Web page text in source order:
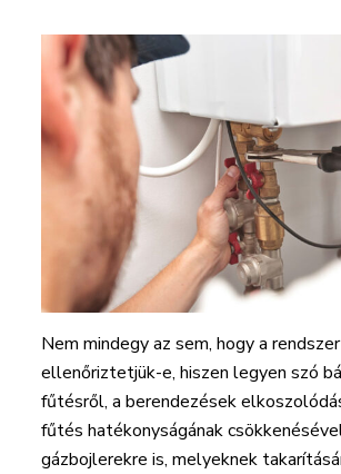
Nem mindegy az sem, hogy a
ellenőriztetjük-e, hiszen legyen szó
fűtésről, a berendezések
fűtés hatékonyságának
gázbojlerekre is, melyeknek